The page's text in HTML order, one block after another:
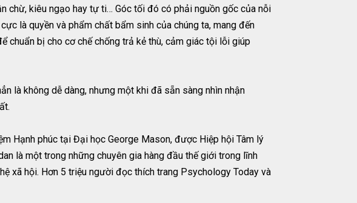
chừ, kiêu ngạo hay tự ti… Góc tối đó có phải nguồn gốc của nỗi
là quyền và phẩm chất bẩm sinh của chúng ta, mang đến
chuẩn bị cho cơ chế chống trả kẻ thù, cảm giác tội lỗi giúp
là không dễ dàng, nhưng một khi đã sẵn sàng nhìn nhận
Hạnh phúc tại Đại học George Mason, được Hiệp hội Tâm lý
là một trong những chuyên gia hàng đầu thế giới trong lĩnh
xã hội. Hơn 5 triệu người đọc thích trang Psychology Today và